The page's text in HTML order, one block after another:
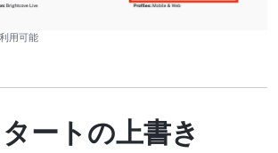
用可能
ートの上書き